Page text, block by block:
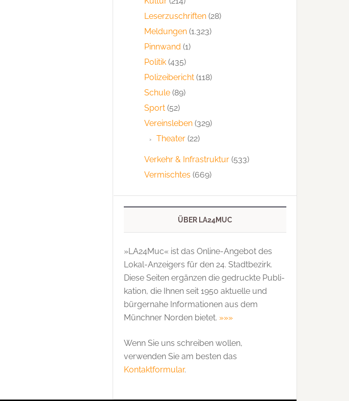
Leserzuschriften (28)
Meldungen (1.323)
Pinnwand (1)
Politik (435)
Polizeibericht (118)
Schule (89)
Sport (52)
Vereinsleben (329)
Theater (22)
Verkehr & Infrastruktur (533)
Vermischtes (669)
ÜBER LA24MUC
»LA24Muc« ist das Online-Angebot des
Lokal-Anzeigers für den 24. Stadtbezirk.
Diese Seiten ergänzen die gedruckte Publi­
kation, die Ihnen seit 1950 aktuelle und
bürgernahe Informationen aus dem
Münchner Norden bietet. »»»
Wenn Sie uns schreiben wollen,
verwenden Sie am besten das
Kontaktformular.